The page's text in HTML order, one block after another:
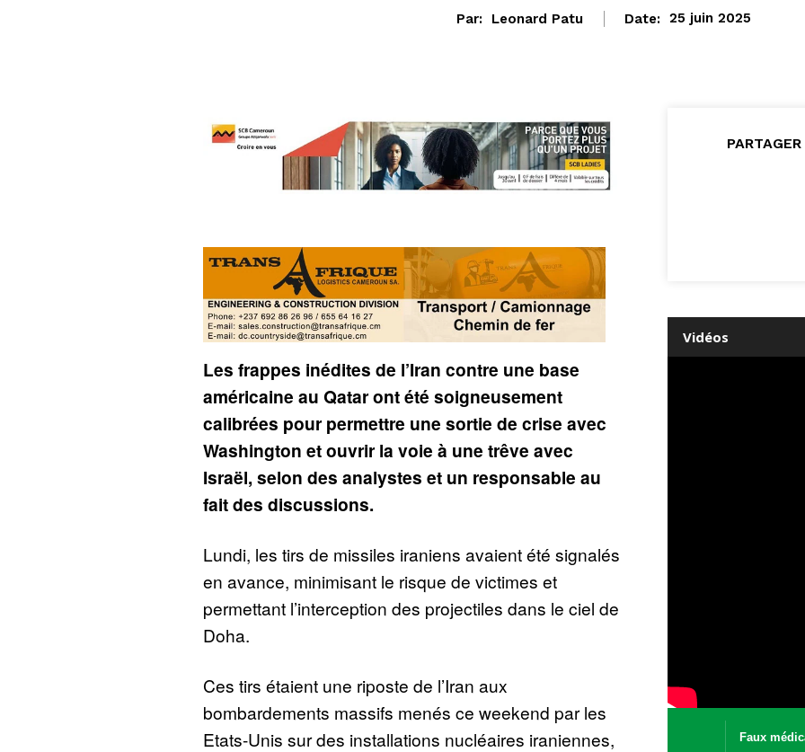
Par: Leonard Patu Date: 25 juin 2025
Les frappes inédites de l’Iran contre une base
américaine au Qatar ont été soigneusement
calibrées pour permettre une sortie de crise avec
Washington et ouvrir la voie à une trêve avec
Israël, selon des analystes et un responsable au
fait des discussions.
Lundi, les tirs de missiles iraniens avaient été signalés
en avance, minimisant le risque de victimes et
permettant l’interception des projectiles dans le ciel de
Doha.
Ces tirs étaient une riposte de l’Iran aux
bombardements massifs menés ce weekend par les
Etats-Unis sur des installations nucléaires iraniennes,
Vidéos
Faux